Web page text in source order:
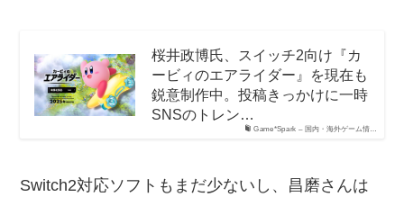
Game*Spark – 国内・海外ゲーム情…
桜井政博氏、スイッチ2向け『カ
ービィのエアライダー』を現在も
鋭意制作中。投稿きっかけに一時
SNSのトレン…
Switch2対応ソフトもまだ少ないし、昌磨さんは